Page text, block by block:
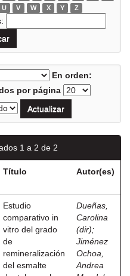
U V W X Y Z
En orden:
por página
1 a 2 de 2
Título Autor(es)
Estudio
comparativo in
vitro del grado
de
remineralización
del esmalte
Dueñas,
Carolina
(dir);
Jiménez
Ochoa,
Andrea